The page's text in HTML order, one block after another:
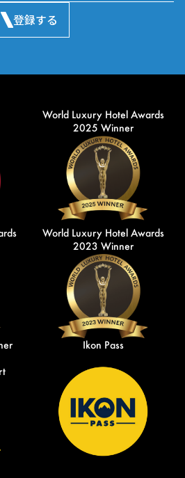
登録する
World Luxury Hotel Awards
2025 Winner
World Luxury Hotel Awards
2023 Winner
Ikon Pass